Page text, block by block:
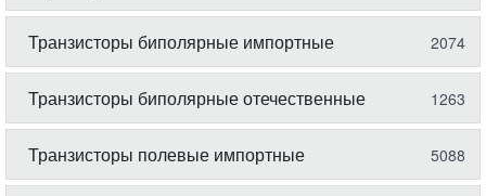
Транзисторы биполярные импортные 2074
Транзисторы биполярные отечественные 1263
Транзисторы полевые импортные 5088